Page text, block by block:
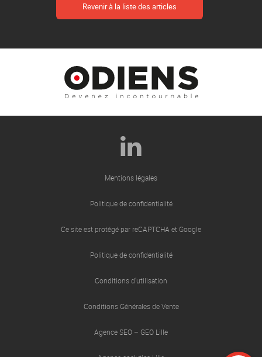
Revenir à la liste des articles
Mentions légales
Politique de confidentialité
Ce site est protégé par reCAPTCHA et Google
Politique de confidentialité
Conditions d’utilisation
Conditions Générales de Vente
Agence SEO – GEO Lille